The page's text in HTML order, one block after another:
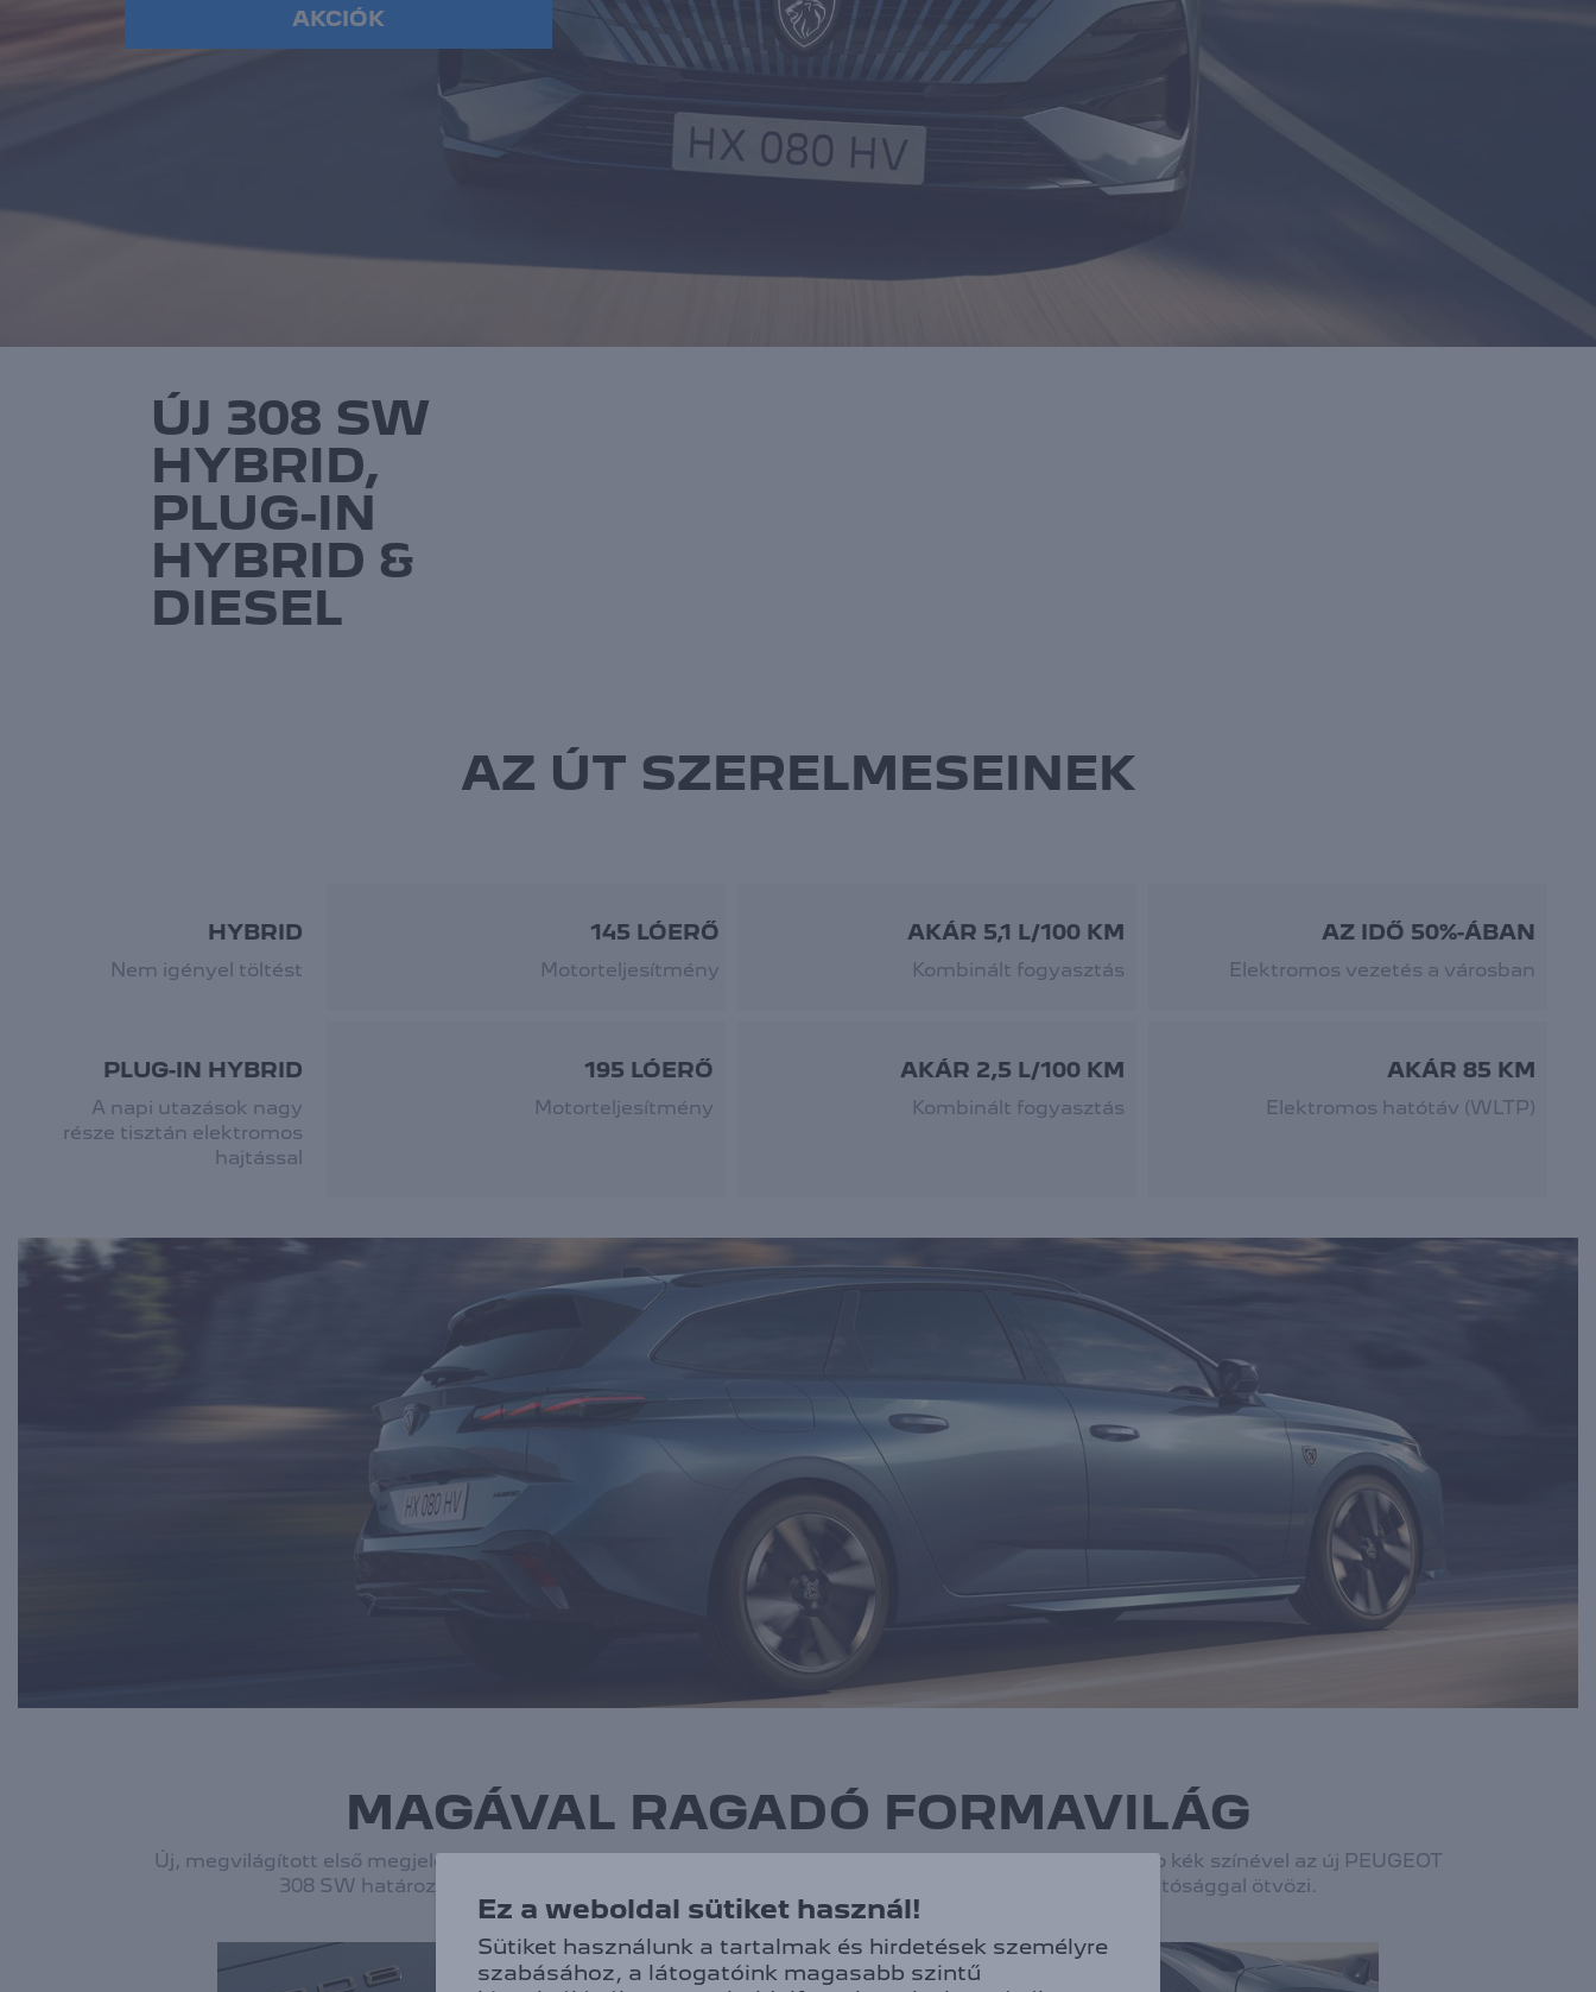
AKCIÓK
ÚJ 308 SW
HYBRID,
PLUG-IN
HYBRID &
DIESEL
AZ ÚT SZERELMESEINEK
HYBRID
Nem igényel töltést
145 LÓERŐ
Motorteljesítmény
AKÁR 5,1 L/100 KM
Kombinált fogyasztás
AZ IDŐ 50%-ÁBAN
Elektromos vezetés a városban
PLUG-IN HYBRID
A napi utazások nagy
része tisztán elektromos
hajtással
195 LÓERŐ
Motorteljesítmény
AKÁR 2,5 L/100 KM
Kombinált fogyasztás
AKÁR 85 KM
Elektromos hatótáv (WLTP)
MAGÁVAL RAGADÓ FORMAVILÁG
Új, megvilágított első megjelenésével, exkluzív gyémántvágású könnyűfém felnijeivel és merész Ingaro kék színével az új PEUGEOT
308 SW határozott egyéniséget sugároz, miközben az eleganciát a mindennapi használhatósággal ötvözi.
Ez a weboldal sütiket használ!
Sütiket használunk a tartalmak és hirdetések személyre
szabásához, a látogatóink magasabb szintű